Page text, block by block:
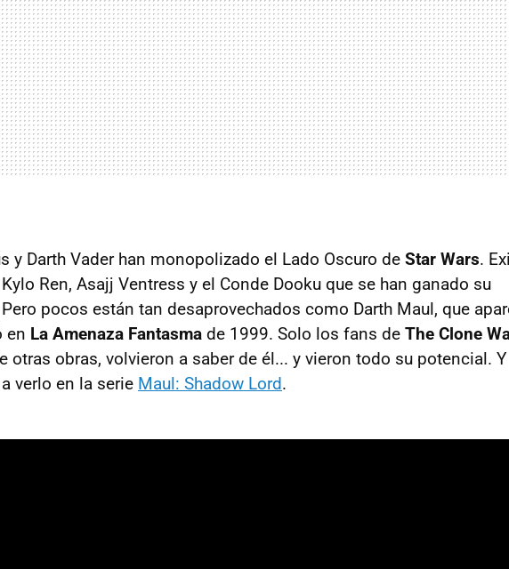
y Darth Vader han monopolizado el Lado Oscuro de Star Wars.
Ren, Asajj Ventress y el Conde Dooku que se han ganado su
pocos están tan desaprovechados como Darth Maul, que
en La Amenaza Fantasma de 1999. Solo los fans de The Clone
otras obras, volvieron a saber de él... y vieron todo su potencial. Y
verlo en la serie Maul: Shadow Lord.